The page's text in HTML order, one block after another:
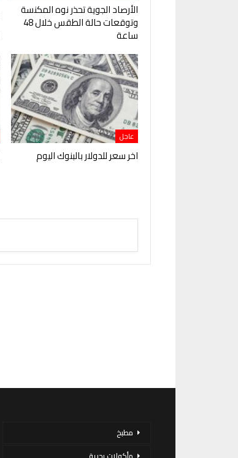
الأرصاد الجوية تحذر نوه المكنسة
وتوقعات حالة الطقس خلال 48
ساعة
عاجل
اخر سعر للدولار بالبنوك اليوم
مطبخ